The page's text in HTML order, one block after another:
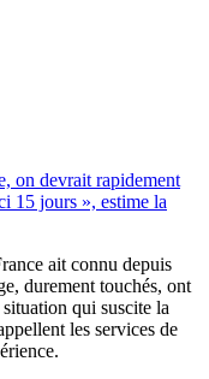
on devrait rapidement
15 jours », estime la
ait connu depuis
durement touchés, ont
qui suscite la
les services de